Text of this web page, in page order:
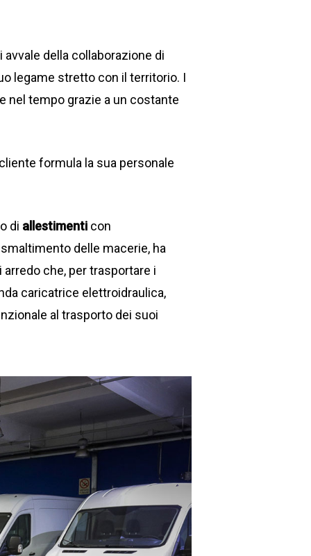
avvale della collaborazione di
legame stretto con il territorio. I
nel tempo grazie a un costante
formula la sua personale
di allestimenti con
delle macerie, ha
che, per trasportare i
caricatrice elettroidraulica,
al trasporto dei suoi